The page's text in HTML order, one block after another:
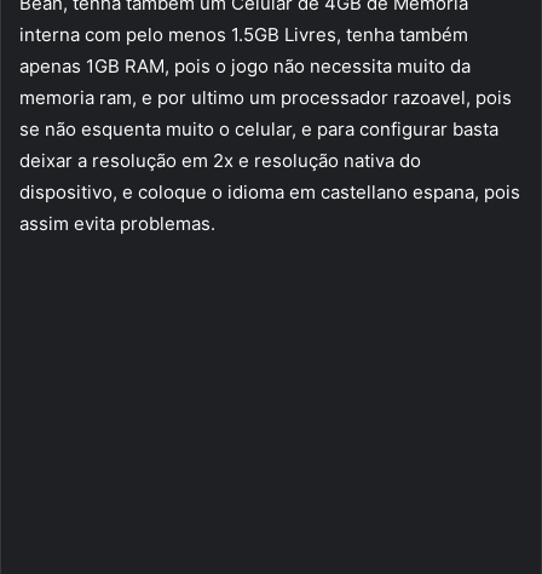
interna com pelo menos 1.5GB Livres, tenha também
apenas 1GB RAM, pois o jogo não necessita muito da
memoria ram, e por ultimo um processador razoavel, pois
se não esquenta muito o celular, e para configurar basta
deixar a resolução em 2x e resolução nativa do
dispositivo, e coloque o idioma em castellano espana, pois
assim evita problemas.